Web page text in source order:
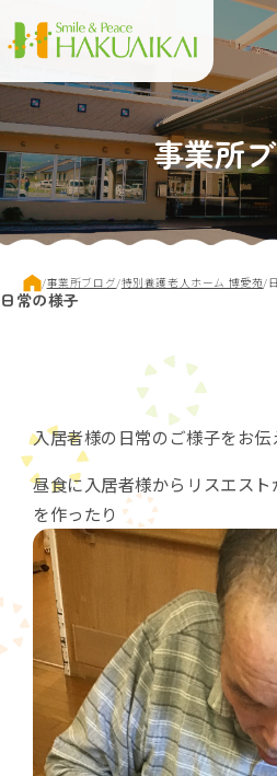
事業所
現
在
/事業所ブログ/特別養護老人ホーム 博愛苑/
日常の様子
入居者様の日常のご様子をお伝
昼食に入居者様からリスエス
を作ったり